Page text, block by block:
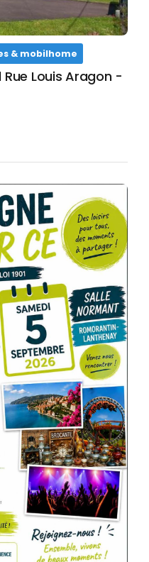
& mobilhome
Louis Aragon -